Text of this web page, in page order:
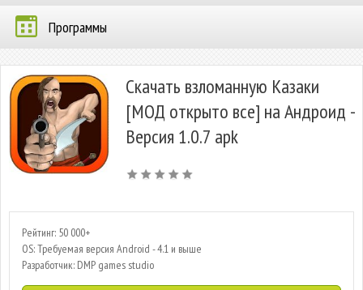
Программы
Скачать взломанную Казаки
[МОД открыто все] на Андроид -
Версия 1.0.7 apk
Рейтинг: 50 000+
OS: Требуемая версия Android - 4.1 и выше
Разработчик: DMP games studio